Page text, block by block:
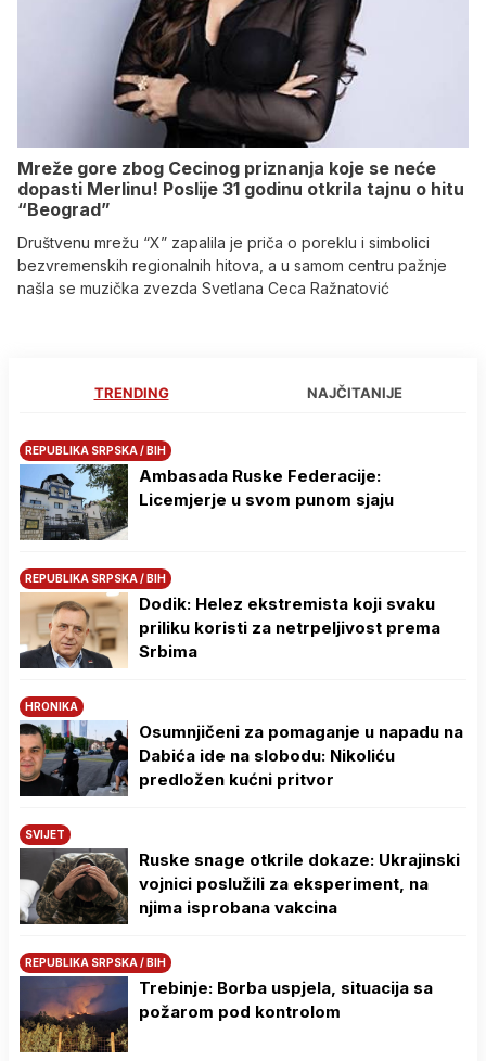
Mreže gore zbog Cecinog priznanja koje se neće
dopasti Merlinu! Poslije 31 godinu otkrila tajnu o hitu
“Beograd”
Društvenu mrežu “X” zapalila je priča o poreklu i simbolici
bezvremenskih regionalnih hitova, a u samom centru pažnje
našla se muzička zvezda Svetlana Ceca Ražnatović
TRENDING NAJČITANIJE
REPUBLIKA SRPSKA / BIH
Ambasada Ruske Federacije:
Licemjerje u svom punom sjaju
REPUBLIKA SRPSKA / BIH
Dodik: Helez ekstremista koji svaku
priliku koristi za netrpeljivost prema
Srbima
HRONIKA
Osumnjičeni za pomaganje u napadu na
Dabića ide na slobodu: Nikoliću
predložen kućni pritvor
SVIJET
Ruske snage otkrile dokaze: Ukrajinski
vojnici poslužili za eksperiment, na
njima isprobana vakcina
REPUBLIKA SRPSKA / BIH
Trebinje: Borba uspjela, situacija sa
požarom pod kontrolom